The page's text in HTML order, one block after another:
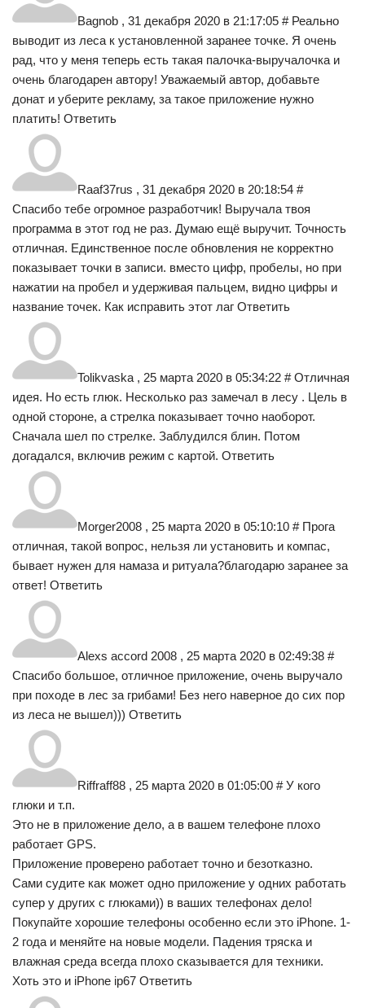
Bagnob , 31 декабря 2020 в 21:17:05 # Реально
выводит из леса к установленной заранее точке. Я очень
рад, что у меня теперь есть такая палочка-выручалочка и
очень благодарен автору! Уважаемый автор, добавьте
донат и уберите рекламу, за такое приложение нужно
платить! Ответить
Raaf37rus , 31 декабря 2020 в 20:18:54 #
Спасибо тебе огромное разработчик! Выручала твоя
программа в этот год не раз. Думаю ещё выручит. Точность
отличная. Единственное после обновления не корректно
показывает точки в записи. вместо цифр, пробелы, но при
нажатии на пробел и удерживая пальцем, видно цифры и
название точек. Как исправить этот лаг Ответить
Tolikvaska , 25 марта 2020 в 05:34:22 # Отличная
идея. Но есть глюк. Несколько раз замечал в лесу . Цель в
одной стороне, а стрелка показывает точно наоборот.
Сначала шел по стрелке. Заблудился блин. Потом
догадался, включив режим с картой. Ответить
Morger2008 , 25 марта 2020 в 05:10:10 # Прога
отличная, такой вопрос, нельзя ли установить и компас,
бывает нужен для намаза и ритуала?благодарю заранее за
ответ! Ответить
Alexs accord 2008 , 25 марта 2020 в 02:49:38 #
Спасибо большое, отличное приложение, очень выручало
при походе в лес за грибами! Без него наверное до сих пор
из леса не вышел))) Ответить
Riffraff88 , 25 марта 2020 в 01:05:00 # У кого
глюки и т.п.
Это не в приложение дело, а в вашем телефоне плохо
работает GPS.
Приложение проверено работает точно и безотказно.
Сами судите как может одно приложение у одних работать
супер у других с глюками)) в ваших телефонах дело!
Покупайте хорошие телефоны особенно если это iPhone. 1-
2 года и меняйте на новые модели. Падения тряска и
влажная среда всегда плохо сказывается для техники.
Хоть это и iPhone ip67 Ответить